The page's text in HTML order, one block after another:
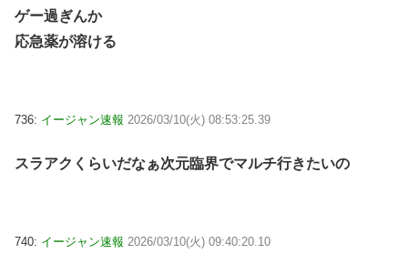
ゲー過ぎんか
応急薬が溶ける
736: イージャン速報 2026/03/10(火) 08:53:25.39
スラアクくらいだなぁ次元臨界でマルチ行きたいの
740: イージャン速報 2026/03/10(火) 09:40:20.10